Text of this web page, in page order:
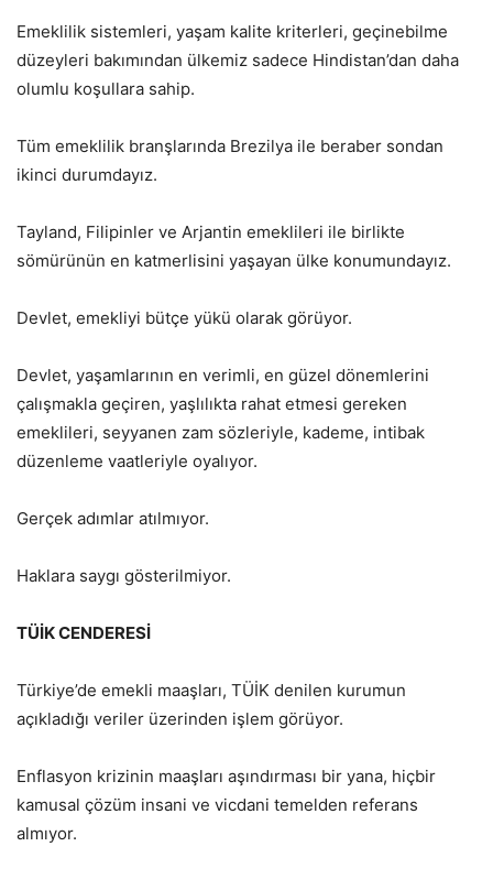
Emeklilik sistemleri, yaşam kalite kriterleri, geçinebilme
düzeyleri bakımından ülkemiz sadece Hindistan’dan daha
olumlu koşullara sahip.
Tüm emeklilik branşlarında Brezilya ile beraber sondan
ikinci durumdayız.
Tayland, Filipinler ve Arjantin emeklileri ile birlikte
sömürünün en katmerlisini yaşayan ülke konumundayız.
Devlet, emekliyi bütçe yükü olarak görüyor.
Devlet, yaşamlarının en verimli, en güzel dönemlerini
çalışmakla geçiren, yaşlılıkta rahat etmesi gereken
emeklileri, seyyanen zam sözleriyle, kademe, intibak
düzenleme vaatleriyle oyalıyor.
Gerçek adımlar atılmıyor.
Haklara saygı gösterilmiyor.
TÜİK CENDERESİ
Türkiye’de emekli maaşları, TÜİK denilen kurumun
açıkladığı veriler üzerinden işlem görüyor.
Enflasyon krizinin maaşları aşındırması bir yana, hiçbir
kamusal çözüm insani ve vicdani temelden referans
almıyor.